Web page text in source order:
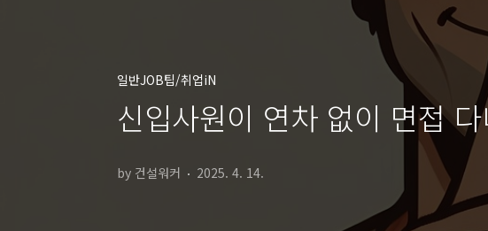
일반JOB팁/취업iN
신입사원이 연차 없이 면접
by 건설워커 2025. 4. 14.